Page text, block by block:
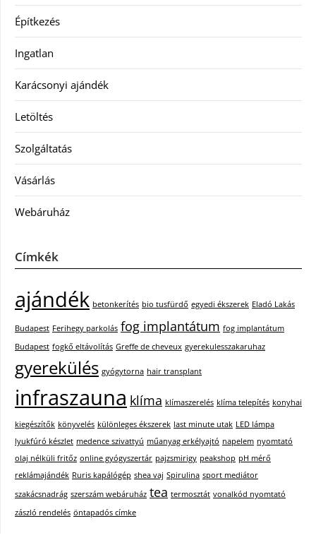
Építkezés
Ingatlan
Karácsonyi ajándék
Letöltés
Szolgáltatás
Vásárlás
Webáruház
Címkék
ajándék betonkerítés bio tusfürdő egyedi ékszerek Eladó Lakás
Budapest Ferihegy parkolás fog implantátum fog implantátum
Budapest fogkő eltávolítás Greffe de cheveux gyerekulesszakaruhaz
gyerekülés gyógytorna hair transplant
infraszauna klíma klímaszerelés klíma telepítés konyhai
kiegészítők könyvelés különleges ékszerek last minute utak LED lámpa
lyukfúró készlet medence szivattyú műanyag erkélyajtó napelem nyomtató
olaj nélküli fritőz online gyógyszertár pajzsmirigy peakshop pH mérő
reklámajándék Ruris kapálógép shea vaj Spirulina sport mediátor
szakácsnadrág szerszám webáruház tea termosztát vonalkód nyomtató
zászló rendelés öntapadós címke